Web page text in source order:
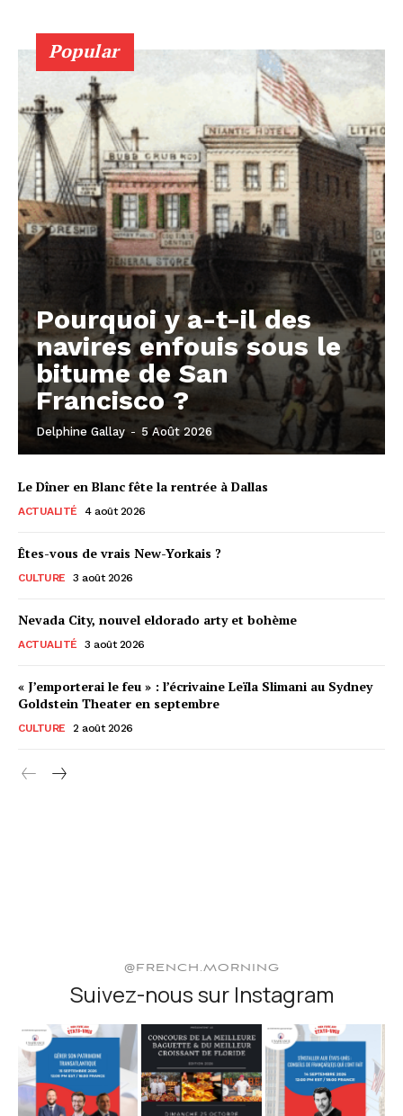
Popular
Pourquoi y a-t-il des
navires enfouis sous le
bitume de San
Francisco ?
Delphine Gallay - 5 Août 2026
Le Dîner en Blanc fête la rentrée à Dallas
ACTUALITÉ 4 août 2026
Êtes-vous de vrais New-Yorkais ?
CULTURE 3 août 2026
Nevada City, nouvel eldorado arty et bohème
ACTUALITÉ 3 août 2026
« J’emporterai le feu » : l’écrivaine Leïla Slimani au Sydney
Goldstein Theater en septembre
CULTURE 2 août 2026
@FRENCH.MORNING
Suivez-nous sur Instagram